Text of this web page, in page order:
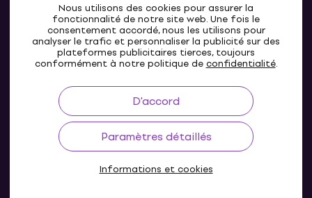
Nous utilisons des cookies pour assurer la
fonctionnalité de notre site web. Une fois le
consentement accordé, nous les utilisons pour
analyser le trafic et personnaliser la publicité sur des
plateformes publicitaires tierces, toujours
conformément à notre politique deconfidentialité.
D'accord
Paramètres détaillés
Informations et cookies
LU